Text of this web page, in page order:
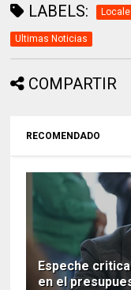
LABELS:
Ultimas Noticias
COMPARTIR
RECOMENDADO
Espeche
en el